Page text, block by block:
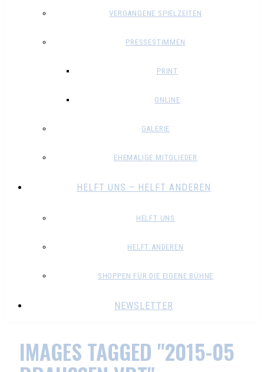
VERGANGENE SPIELZEITEN
PRESSESTIMMEN
PRINT
ONLINE
GALERIE
EHEMALIGE MITGLIEDER
HELFT UNS – HELFT ANDEREN
HELFT UNS
HELFT ANDEREN
SHOPPEN FÜR DIE EIGENE BÜHNE
NEWSLETTER
IMAGES TAGGED "2015-05